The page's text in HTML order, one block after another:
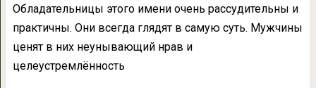
Обладательницы этого имени очень рассудительны и
практичны. Они всегда глядят в самую суть. Мужчины
ценят в них неунывающий нрав и
целеустремлённость